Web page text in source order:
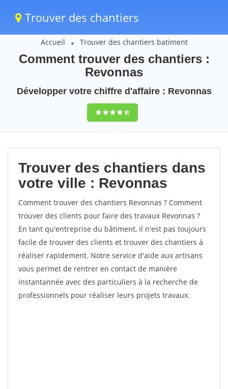
Trouver des chantiers
Accueil Trouver des chantiers batiment
Comment trouver des chantiers :
Revonnas
Développer votre chiffre d'affaire : Revonnas
9,5(100%)38
votes
Trouver des chantiers dans
votre ville : Revonnas
Comment trouver des chantiers Revonnas ? Comment
trouver des clients pour faire des travaux Revonnas ?
En tant qu'entreprise du bâtiment, il n'est pas toujours
facile de trouver des clients et trouver des chantiers à
réaliser rapidement. Notre service d'aide aux artisans
vous permet de rentrer en contact de manière
instantannée avec des particuliers à la recherche de
professionnels pour réaliser leurs projets travaux.